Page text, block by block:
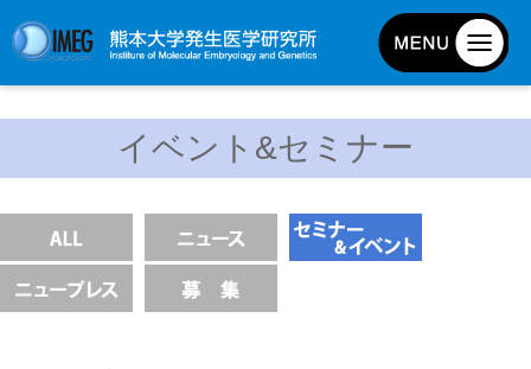
基本目標と基本方針
発生研の歴史
イベント&セミナー